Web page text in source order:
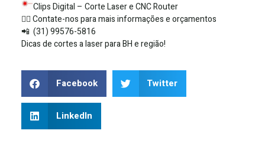
Clips Digital – Corte Laser e CNC Router
✍🏻Contate-nos para mais informações e orçamentos
📲 (31) 99576-5816
Dicas de cortes a laser para BH e região!
Facebook Twitter
LinkedIn